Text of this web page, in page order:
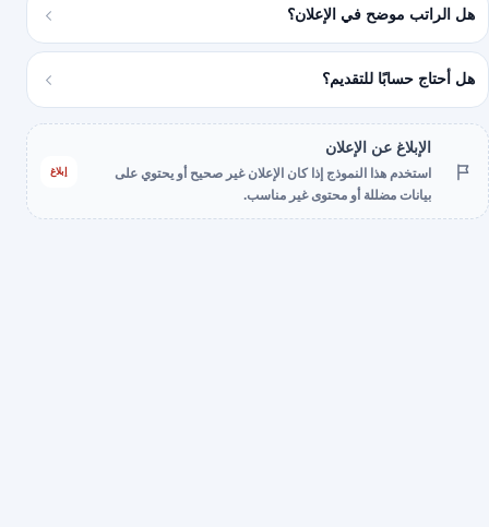
هل الراتب موضح في الإعلان؟
هل أحتاج حسابًا للتقديم؟
الإبلاغ عن الإعلان
استخدم هذا النموذج إذا كان الإعلان غير صحيح أو يحتوي على
بيانات مضللة أو محتوى غير مناسب.
إبلاغ